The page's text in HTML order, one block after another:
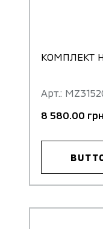
КОМПЛЕКТ
Арт.:
8 580.00